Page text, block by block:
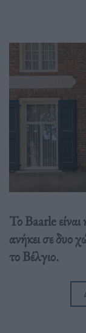
Το Baarle
ανήκει σε δυο
το Βέλγιο.